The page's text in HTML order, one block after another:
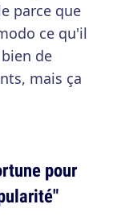
parce que
ce qu'il
de
mais ça
pour